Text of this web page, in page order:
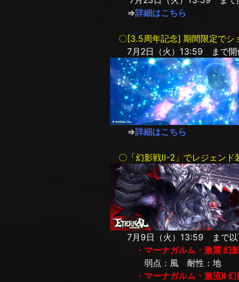
⇒詳細はこちら
〇[3.5周年記念] 期間限定でシ
7月2日（火）13:59 まで開
⇒詳細はこちら
〇「幻影戦II-2」でレジェンド
7月9日（火）13:59 まで以下
・マーナガルム・激震 幻
弱点：風 耐性：地
・マーナガルム・激流II